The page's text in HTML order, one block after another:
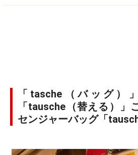
「tasche（バッグ）
「tausche（替える）」
センジャーバッグ「